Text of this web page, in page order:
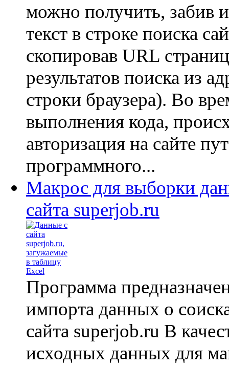
можно получить, забив
текст в строке поиска
скопировав URL
результатов поиска из
строки браузера). Во
выполнения кода,
авторизация на сайте
программного...
Макрос для выборки
сайта superjob.ru
Программа
импорта данных о
сайта superjob.ru В
исходных данных для